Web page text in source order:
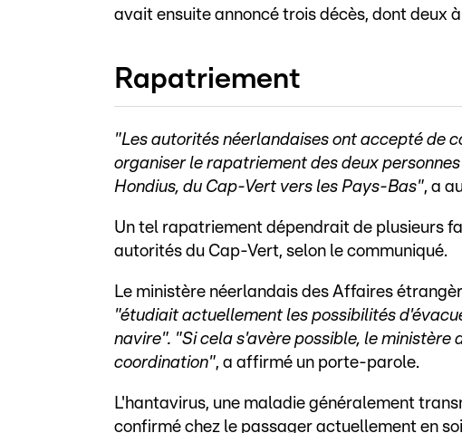
avait ensuite annoncé trois décès, dont deux
Rapatriement
"Les autorités néerlandaises ont accepté de
organiser le rapatriement des deux
Hondius, du Cap-Vert vers les Pays-Bas", a
Un tel rapatriement dépendrait de plusieurs
autorités du Cap-Vert, selon le communiqué.
Le ministère néerlandais des Affaires
"étudiait actuellement les possibilités
navire". "Si cela s'avère possible, le
coordination", a affirmé un porte-parole.
L'hantavirus, une maladie généralement
confirmé chez le passager actuellement en